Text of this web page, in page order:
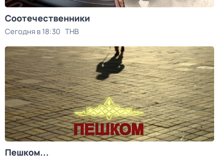
Соотечественники
Сегодня в 18:30 ТНВ
Пешком...